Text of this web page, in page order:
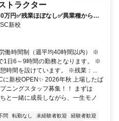
トラクター
万円✅残業ほぼなし✅異業種からの
新校
働時間制（週平均40時間以内） ※
1日6～9時間の勤務となります。 ※
時間を設けています。 ※残業：...
に新校OPEN✨ 2026年秋 上場したば
ニングスタッフ募集！！ まずは
と一緒に成長しながら、一生モノ
問 転勤なし 未経験者歓迎
経験者歓迎